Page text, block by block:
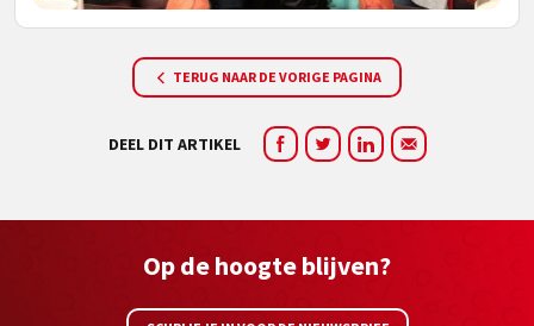
TERUG NAAR DE VORIGE PAGINA
DEEL DIT ARTIKEL
Op de hoogte blijven?